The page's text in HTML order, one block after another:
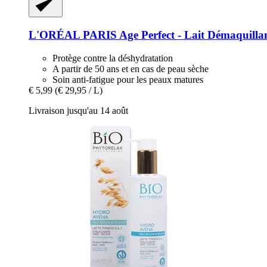
L'ORÉAL PARIS Age Perfect -​ Lait
Protège contre la déshydratation
A partir de 50 ans et en cas de peau sèche
Soin anti-fatigue pour les peaux matures
€ 5,99 (€ 29,95 / L)
Livraison jusqu'au 14 août